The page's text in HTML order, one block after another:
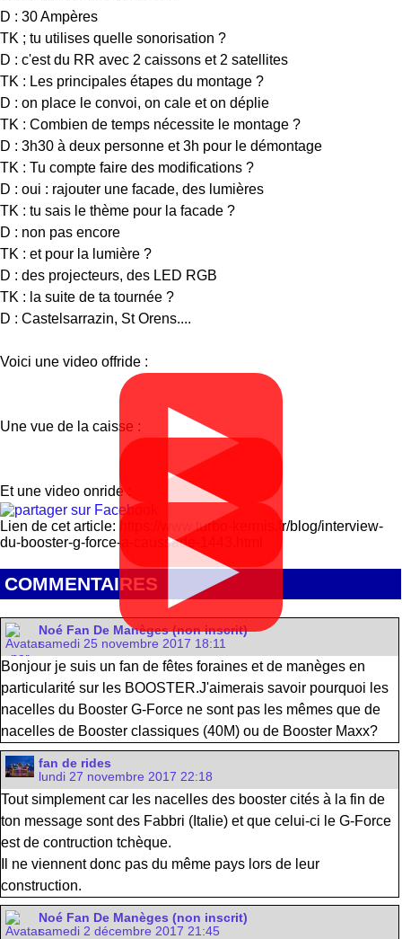
D : 30 Ampères
TK ; tu utilises quelle sonorisation ?
D : c'est du RR avec 2 caissons et 2 satellites
TK : Les principales étapes du montage ?
D : on place le convoi, on cale et on déplie
TK : Combien de temps nécessite le montage ?
D : 3h30 à deux personne et 3h pour le démontage
TK : Tu compte faire des modifications ?
D : oui : rajouter une facade, des lumières
TK : tu sais le thème pour la facade ?
D : non pas encore
TK : et pour la lumière ?
D : des projecteurs, des LED RGB
TK : la suite de ta tournée ?
D : Castelsarrazin, St Orens....
Voici une video offride :
▶
Une vue de la caisse :
▶
Et une video onride :
▶
Lien de cet article: https://www.turbo-kermis.fr/blog/interview-
du-booster-g-force-a-caussade-1443.html
COMMENTAIRES
Noé Fan De Manèges (non inscrit)
samedi 25 novembre 2017 18:11
Bonjour je suis un fan de fêtes foraines et de manèges en
particularité sur les BOOSTER.J'aimerais savoir pourquoi les
nacelles du Booster G-Force ne sont pas les mêmes que de
nacelles de Booster classiques (40M) ou de Booster Maxx?
fan de rides
lundi 27 novembre 2017 22:18
Tout simplement car les nacelles des booster cités à la fin de
ton message sont des Fabbri (Italie) et que celui-ci le G-Force
est de contruction tchèque.
Il ne viennent donc pas du même pays lors de leur
construction.
Noé Fan De Manèges (non inscrit)
samedi 2 décembre 2017 21:45